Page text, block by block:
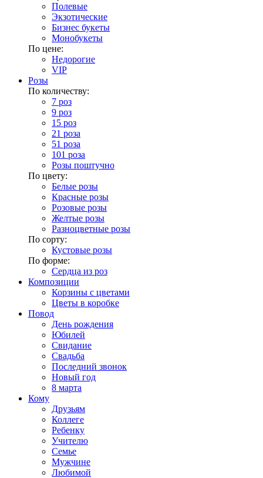
Полевые
Экзотические
Бизнес букеты
Монобукеты
По цене:
Недорогие
VIP
Розы
По количеству:
7 роз
9 роз
15 роз
21 роза
51 роза
101 роза
Розы поштучно
По цвету:
Белые розы
Красные розы
Розовые розы
Желтые розы
Разноцветные розы
По сорту:
Кустовые розы
По форме:
Сердца из роз
Композиции
Корзины с цветами
Цветы в коробке
Повод
День рождения
Юбилей
Свидание
Свадьба
Последний звонок
Новый год
8 марта
Кому
Друзьям
Коллеге
Ребенку
Учителю
Семье
Мужчине
Любимой